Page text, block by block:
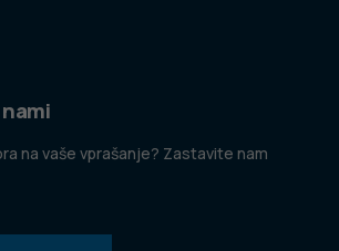
na vaše vprašanje? Zastavite nam